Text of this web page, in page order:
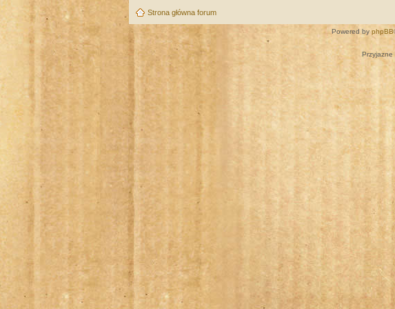
Strona główna forum
Powered by phpBB
Przyjazne